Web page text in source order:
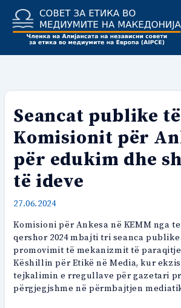
content
Seancat publike të
Komisionit për
për edukim dhe
të ideve
27.06.2024
Komisioni për Ankesa në KEMM nga
qershor 2024 mbajti tri seanca
promovimit të mekanizmit të
Këshillin për Etikë në Media, kur
tejkalimin e rregullave për gazetari
përgjegjshme në përmbajtjen